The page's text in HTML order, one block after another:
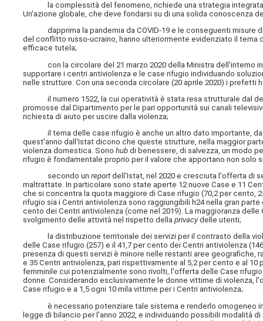
la complessità del fenomeno, richiede una strategia integrata
Un'azione globale, che deve fondarsi su di una solida conoscenza
dapprima la pandemia da COVID-19 e le conseguenti misure
del conflitto russo-ucraino, hanno ulteriormente evidenziato il
efficace tutela;
con la circolare del 21 marzo 2020 della Ministra dell'interno in
supportare i centri antiviolenza e le case rifugio individuando
nelle strutture. Con una seconda circolare (20 aprile 2020) i prefetti
il numero 1522, la cui operatività è stata resa strutturale dal
promosse dal Dipartimento per le pari opportunità sui canali
richiesta di aiuto per uscire dalla violenza;
il tema delle case rifugio è anche un altro dato importante, da
quest'anno dall'Istat dicono che queste strutture, nella maggior
violenza domestica. Sonohub di benessere, di salvezza, un modo
rifugio è fondamentale proprio per il valore che apportano non solo
secondo unreportdell'Istat, nel 2020 e cresciuta l'offerta di
maltrattate. In particolare sono state aperte 12 nuove Case e 11
che si concentra la quota maggiore di Case rifugio (70,2 per cento,
rifugio sia i Centri antiviolenza sono raggiungibili h24 nella gran
cento dei Centri antiviolenza (come nel 2019). La maggioranza
svolgimento delle attività nel rispetto dellaprivacydelle utenti;
la distribuzione territoriale dei servizi per il contrasto della
delle Case rifugio (257) e il 41,7 per cento dei Centri antiviolenza
presenza di questi servizi è minore nelle restanti aree geografiche,
e 35 Centri antiviolenza, pari rispettivamente al 5,2 per cento e al
femminile cui potenzialmente sono rivolti, l'offerta delle Case rifugio
donne. Considerando esclusivamente le donne vittime di violenza,
Case rifugio e a 1,5 ogni 10 mila vittime per i Centri antiviolenza;
è necessario potenziare tale sistema e renderlo omogeneo in
legge di bilancio per l'anno 2022, e individuando possibili modalità